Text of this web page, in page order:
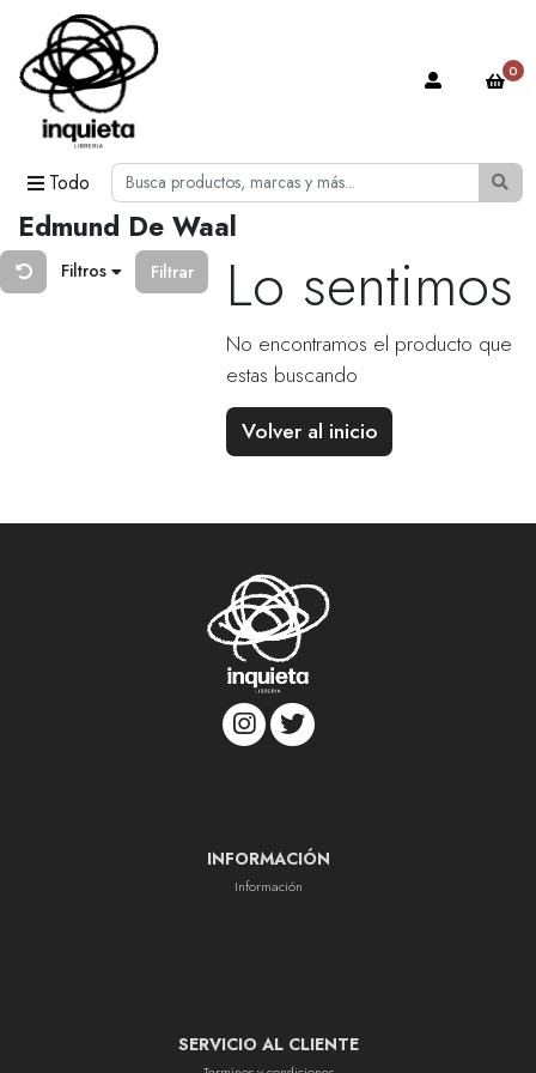
Todo
0
Edmund De Waal
Filtros Filtrar Lo sentimos
No encontramos el producto que
estas buscando
Volver al inicio
INFORMACIÓN
Información
SERVICIO AL CLIENTE